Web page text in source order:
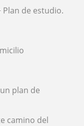
Plan de estudio.
plan de
camino del